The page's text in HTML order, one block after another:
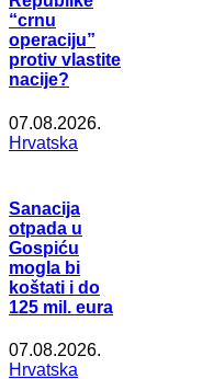
“crnu
operaciju”
protiv vlastite
nacije?
07.08.2026.
Hrvatska
Sanacija
otpada u
Gospiću
mogla bi
koštati i do
125 mil. eura
07.08.2026.
Hrvatska